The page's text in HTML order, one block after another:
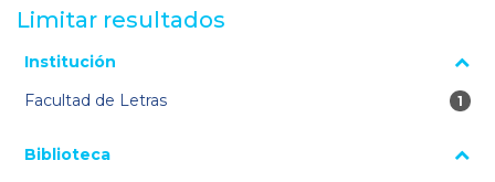
Limitar resultados
La página se volverá a cargar cuando se seleccione o excluya
Institución
Facultad de Letras
1
1
Biblioteca